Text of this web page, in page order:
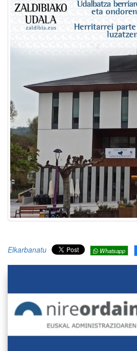
Elkarbanatu Whatsapp